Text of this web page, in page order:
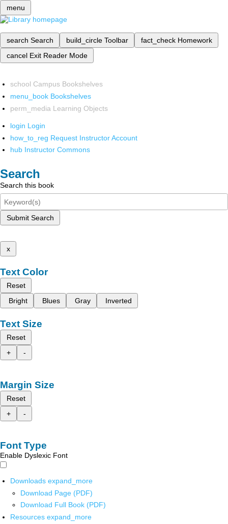
menu
search Search build_circle Toolbar fact_check Homework
cancel Exit Reader Mode
school Campus Bookshelves
menu_book Bookshelves
perm_media Learning Objects
login Login
how_to_reg Request Instructor Account
hub Instructor Commons
Search
Search this book
Submit Search
x
Text Color
Reset
Bright
Blues Gray Inverted
Text Size
Reset
+
-
Margin Size
Reset
+
-
Font Type
Enable Dyslexic Font
Downloads expand_more
Download Page (PDF)
Download Full Book (PDF)
Resources expand_more